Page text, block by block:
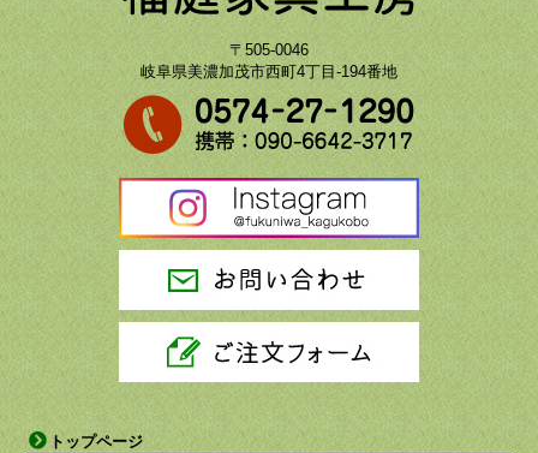
〒505-0046
岐阜県美濃加茂市西町4丁目-194番地
トップページ